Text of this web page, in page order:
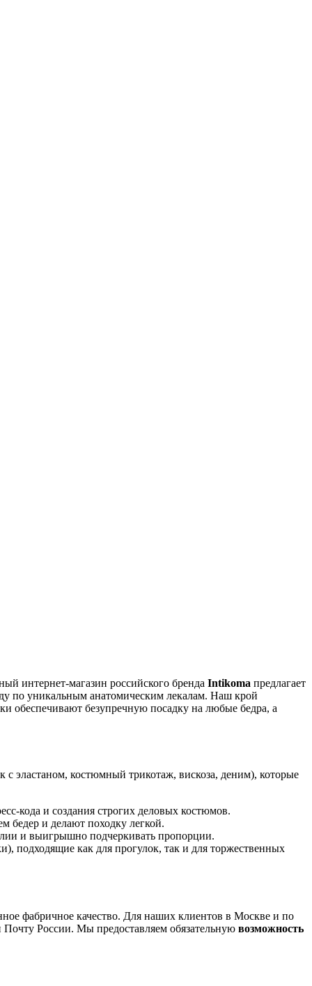
интернет-магазин российского бренда Intikoma предлагает
по уникальным анатомическим лекалам. Наш крой
обеспечивают безупречную посадку на любые бедра, а
эластаном, костюмный трикотаж, вискоза, деним), которые
кода и создания строгих деловых костюмов.
и делают походку легкой.
и выигрышно подчеркивать пропорции.
подходящие как для прогулок, так и для торжественных
фабричное качество. Для наших клиентов в Москве и по
России. Мы предоставляем обязательную возможность